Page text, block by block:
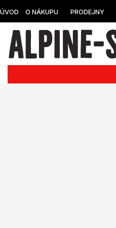
ÚVOD O NÁKUPU PRODEJNY